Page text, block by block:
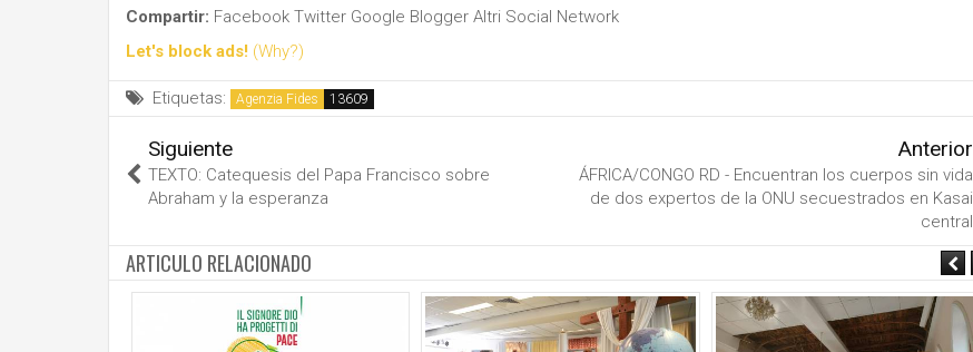
Compartir: Facebook Twitter Google Blogger Altri Social Network
Let's block ads! (Why?)
Etiquetas: Agenzia Fides
Siguiente
TEXTO: Catequesis del Papa Francisco sobre
Abraham y la esperanza
Anterior
ÁFRICA/CONGO RD - Encuentran los cuerpos sin vida
de dos expertos de la ONU secuestrados en Kasai
central
ARTICULO RELACIONADO